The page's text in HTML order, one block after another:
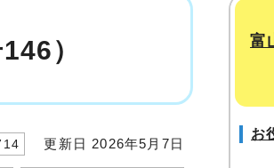
）
更新日 2026年5月7日
富
お